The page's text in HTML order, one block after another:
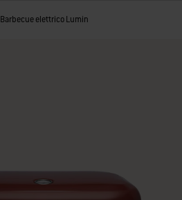
Barbecue elettrico Lumin